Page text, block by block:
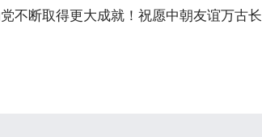
不断取得更大成就！祝愿中朝友谊万古长